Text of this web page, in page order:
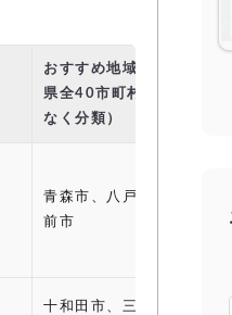
おすすめ地域（青森
県全40市町村を重複
なく分類）
青森市、八戸市、弘
前市
十和田市、三沢市、